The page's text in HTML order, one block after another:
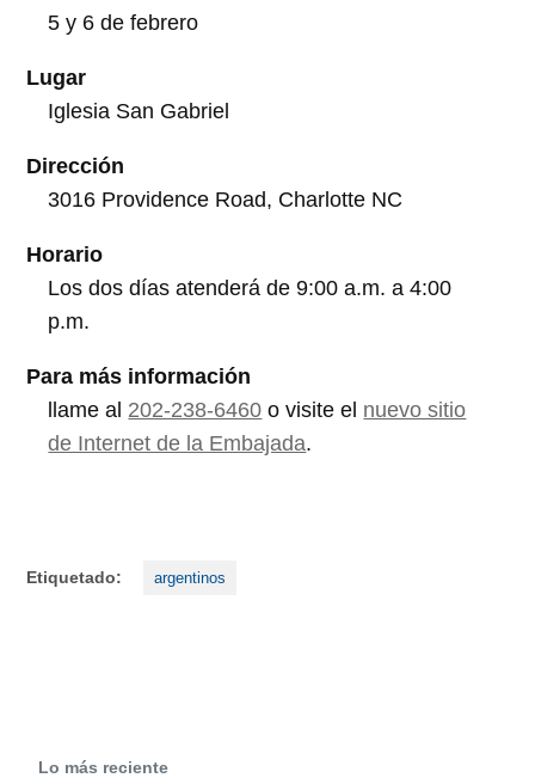
5 y 6 de febrero
Lugar
Iglesia San Gabriel
Dirección
3016 Providence Road, Charlotte NC
Horario
Los dos días atenderáde 9:00 a.m. a 4:00
p.m.
Para más información
llame al 202-238-6460 o visite el nuevo sitio
de Internet de la Embajada.
Etiquetado: argentinos
Lo más reciente